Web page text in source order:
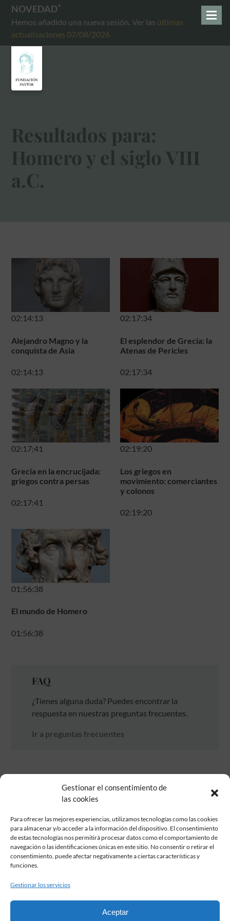
Gestionar el consentimiento de
las cookies
Para ofrecer las mejores experiencias, utilizamos tecnologías como las cookies
para almacenar y/o acceder a la información del dispositivo. El consentimiento
de estas tecnologías nos permitirá procesar datos como el comportamiento de
navegación o las identificaciones únicas en este sitio. No consentir o retirar el
consentimiento, puede afectar negativamente a ciertas características y
funciones.
Gestionar los servicios
Aceptar
NOVEDAD
Hemos añadido una nueva sesión. Ver las últimas
actualizaciones 07/08/2026
Resultados para:
Homero y el siglo VIII
a.C.
02:14:13
Alejandro Magno y la
conquista de Asia
02:14:13
02:17:34
El esplendor de Grecia: la
Atenas de Pericles
02:17:34
02:17:41
Grecia en la encrucijada:
griegos contra persas
02:17:41
02:19:20
Los griegos en
movimiento: comerciantes
y colonos
02:19:20
01:56:38
El mundo de Homero
01:56:38
FAQ
¿Tienes alguna duda? Puedes encontrar la
respuesta en nuestras preguntas frecuentes.
Ir a preguntas frecuentes
Fundación Pastor de Estudios Clásicos
Calle Serrano, 107. Madrid, 28006.
915617236
2026 Todos los derechos reservados © Fundación Pastor. Sitio web